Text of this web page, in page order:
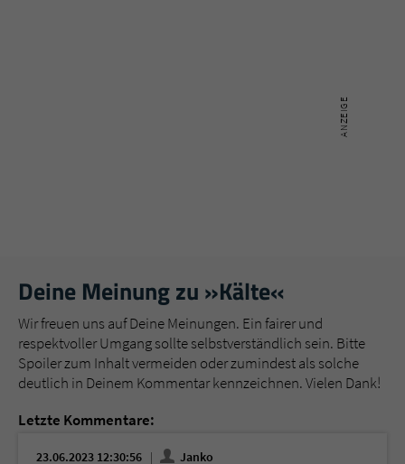
Deine Meinung zu »Kälte«
Wir freuen uns auf Deine Meinungen. Ein fairer und
respektvoller Umgang sollte selbstverständlich sein. Bitte
Spoiler zum Inhalt vermeiden oder zumindest als solche
deutlich in Deinem Kommentar kennzeichnen. Vielen Dank!
Letzte Kommentare:
23.06.2023 12:30:56
Janko